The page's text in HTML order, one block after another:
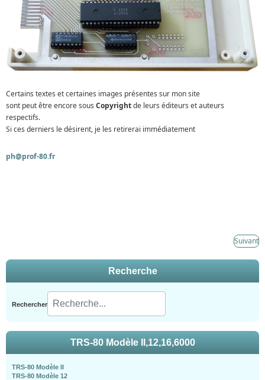
Certains textes et certaines images présentes sur mon site
sont peut être encore sous Copyrightde leurs éditeurs et auteurs
respectifs.
Si ces derniers le désirent, je les retirerai immédiatement
ph@prof-80.fr
Suivant
Recherche
Rechercher
TRS-80 Modèle II,12,16,6000
TRS-80 Modèle II
TRS-80 Modèle 12